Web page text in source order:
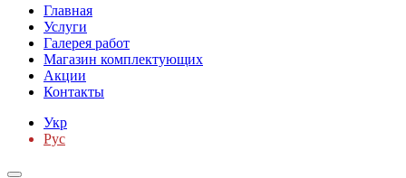
Главная
Услуги
Галерея работ
Магазин комплектующих
Акции
Контакты
Укр
Рус